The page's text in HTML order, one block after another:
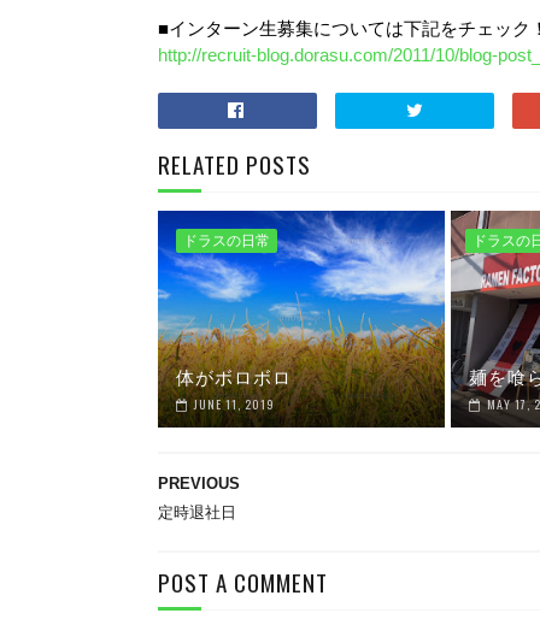
■インターン生募集については下記をチェック！
http://recruit-blog.dorasu.com/2011/10/blog-
RELATED POSTS
ドラスの日常
体がボロボロ
JUNE 11, 2019
ドラスの
麺を喰
MAY 17,
PREVIOUS
定時退社日
POST A COMMENT